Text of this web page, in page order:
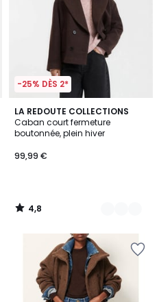
-25% DÈS 2*
LA REDOUTE COLLECTIONS
Caban court fermeture
boutonnée, plein hiver
99,99 €
4,8
/ 5
2
Couleurs
4,8
/